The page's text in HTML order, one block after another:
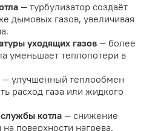
— турбулизатор создаёт
дымовых газов, увеличивая
уходящих газов — более
уменьшает теплопотери в
— улучшенный теплообмен
расход газа или жидкого
котла — снижение
поверхности нагрева.